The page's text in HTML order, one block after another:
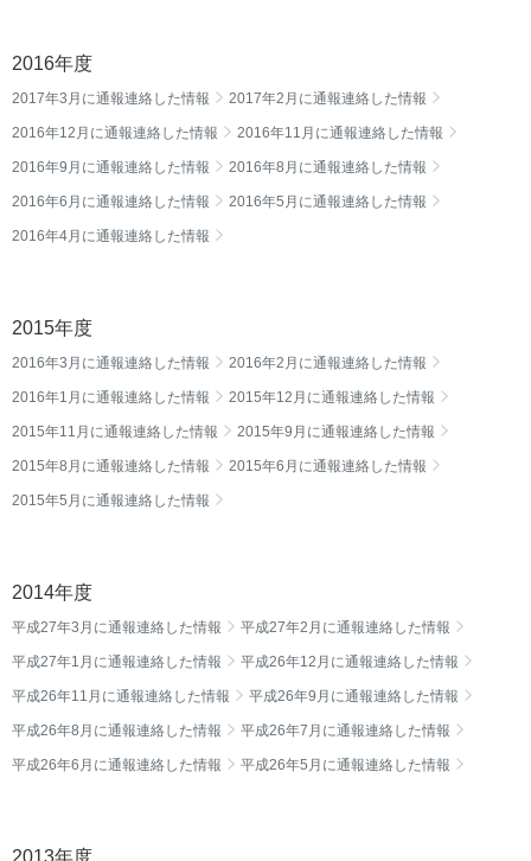
2016年度
2017年3月に通報連絡した情報 2017年2月に通報連絡した情報
2016年12月に通報連絡した情報 2016年11月に通報連絡した情報
2016年9月に通報連絡した情報 2016年8月に通報連絡した情報
2016年6月に通報連絡した情報 2016年5月に通報連絡した情報
2016年4月に通報連絡した情報
2015年度
2016年3月に通報連絡した情報 2016年2月に通報連絡した情報
2016年1月に通報連絡した情報 2015年12月に通報連絡した情報
2015年11月に通報連絡した情報 2015年9月に通報連絡した情報
2015年8月に通報連絡した情報 2015年6月に通報連絡した情報
2015年5月に通報連絡した情報
2014年度
平成27年3月に通報連絡した情報 平成27年2月に通報連絡した情報
平成27年1月に通報連絡した情報 平成26年12月に通報連絡した情報
平成26年11月に通報連絡した情報 平成26年9月に通報連絡した情報
平成26年8月に通報連絡した情報 平成26年7月に通報連絡した情報
平成26年6月に通報連絡した情報 平成26年5月に通報連絡した情報
2013年度